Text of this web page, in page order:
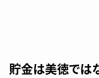
貯金は美徳では